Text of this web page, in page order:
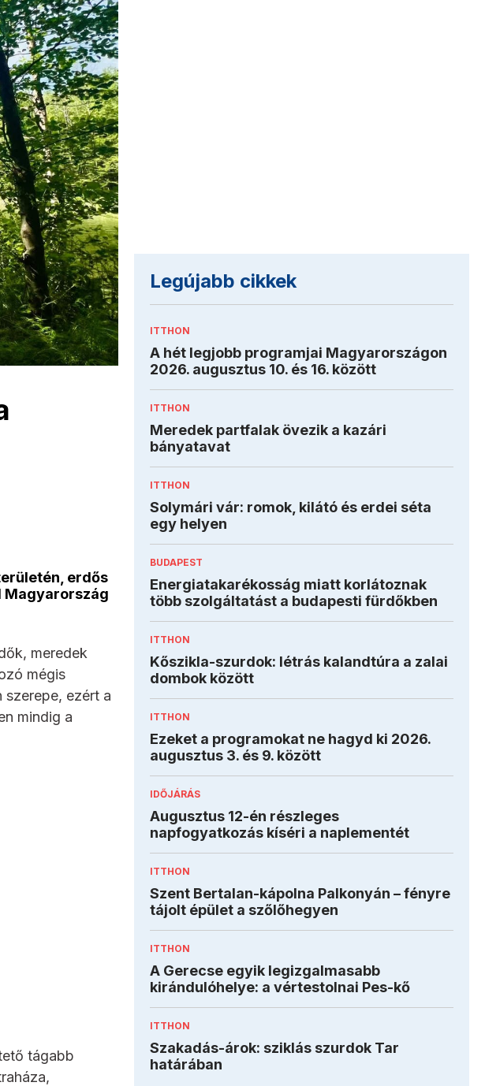
erdős
Magyarország
meredek
mégis
ezért a
mindig a
tágabb
Legújabb cikkek
ITTHON
A hét legjobb programjai Magyarországon
2026. augusztus 10. és 16. között
ITTHON
Meredek partfalak övezik a kazári
bányatavat
ITTHON
Solymári vár: romok, kilátó és erdei séta
egy helyen
BUDAPEST
Energiatakarékosság miatt korlátoznak
több szolgáltatást a budapesti fürdőkben
ITTHON
Kőszikla-szurdok: létrás kalandtúra a zalai
dombok között
ITTHON
Ezeket a programokat ne hagyd ki 2026.
augusztus 3. és 9. között
IDŐJÁRÁS
Augusztus 12-én részleges
napfogyatkozás kíséri a naplementét
ITTHON
Szent Bertalan-kápolna Palkonyán – fényre
tájolt épület a szőlőhegyen
ITTHON
A Gerecse egyik legizgalmasabb
kirándulóhelye: a vértestolnai Pes-kő
ITTHON
Szakadás-árok: sziklás szurdok Tar
határában